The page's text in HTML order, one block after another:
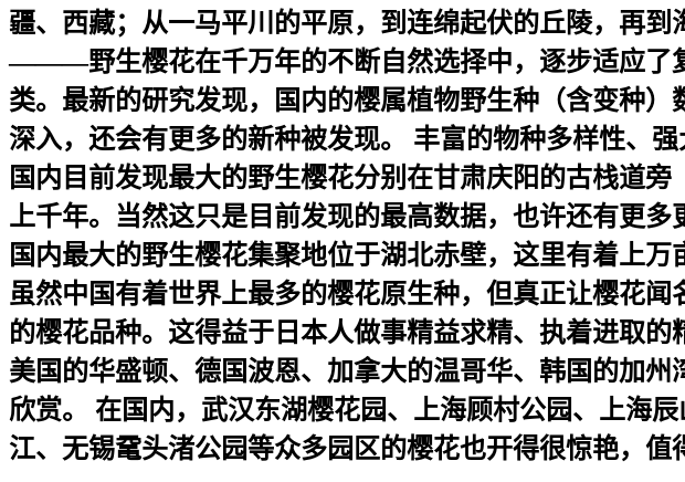
疆、西藏；从一马平川的平原，到连绵起伏的丘陵，再
———野生樱花在千万年的不断自然选择中，逐步适应了
类。最新的研究发现，国内的樱属植物野生种（含变种
深入，还会有更多的新种被发现。 丰富的物种多样性、
国内目前发现最大的野生樱花分别在甘肃庆阳的古栈道
上千年。当然这只是目前发现的最高数据，也许还有更
国内最大的野生樱花集聚地位于湖北赤壁，这里有着上
虽然中国有着世界上最多的樱花原生种，但真正让樱花
的樱花品种。这得益于日本人做事精益求精、执着进取
美国的华盛顿、德国波恩、加拿大的温哥华、韩国的加
欣赏。 在国内，武汉东湖樱花园、上海顾村公园、上海
江、无锡鼋头渚公园等众多园区的樱花也开得很惊艳，值